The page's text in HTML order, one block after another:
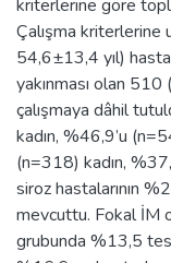
kriterlerine göre
Çalışma
54,6±13,4 yıl)
yakınması olan
çalışmaya dâhil
kadın, %46,9’u
(n=318) kadın,
siroz hastalarının
mevcuttu. Fokal İM
grubunda %13,5